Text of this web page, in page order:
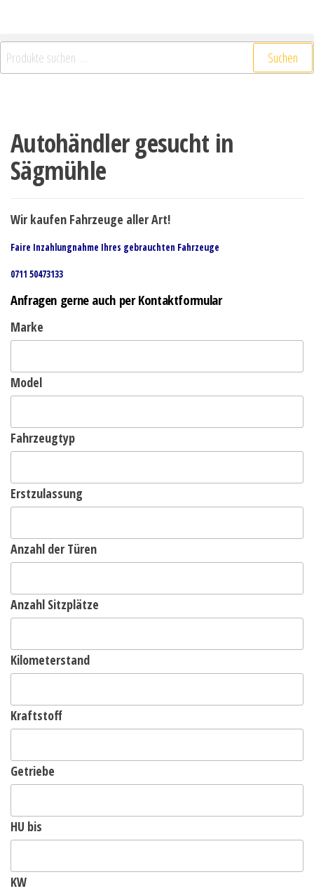
Suchen
Autohändler gesucht in
Sägmühle
Wir kaufen Fahrzeuge aller Art!
Faire Inzahlungnahme Ihres gebrauchten Fahrzeuge
0711 50473133
Anfragen gerne auch per Kontaktformular
Marke
Model
Fahrzeugtyp
Erstzulassung
Anzahl der Türen
Anzahl Sitzplätze
Kilometerstand
Kraftstoff
Getriebe
HU bis
KW